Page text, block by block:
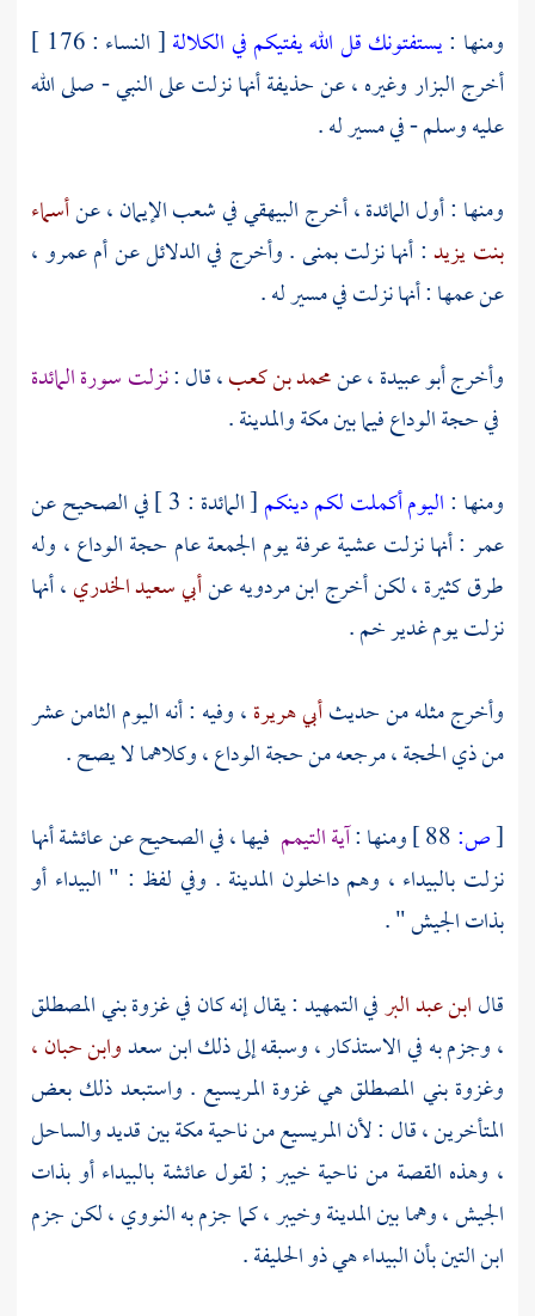
ومنها :يستفتونك قل الله يفتيكم في الكلالة
[ النساء : 176 ]
أخرجالبزاروغيره ، عنحذيفةأنها نزلت على النبي - صلى الله
عليه وسلم - في مسير له .
ومنها : أول المائدة ، أخرجالبيهقيفي شعب الإيمان ، عنأسماء
بنت يزيد: أنها نزلتبمنى. وأخرج في الدلائل عن أمعمرو،
عن عمها : أنها نزلت في مسير له .
وأخرجأبو عبيدة ،عنمحمد بن كعب، قال :نزلت سورة المائدة
في حجة الوداع فيما بينمكةوالمدينة.
ومنها :اليوم أكملت لكم دينكم[ المائدة : 3 ] في الصحيح عن
عمر : أنها نزلت عشيةعرفةيوم الجمعة عام حجة الوداع ، وله
طرق كثيرة ، لكن أخرجابن مردويهعنأبي سعيد الخدري، أنها
نزلت يوم غدير خم .
وأخرج مثله من حديثأبي هريرة، وفيه : أنه اليوم الثامن عشر
من ذي الحجة ، مرجعه من حجة الوداع ، وكلاهما لا يصح .
[ص: ومنها :آية التيمم فيها ، في الصحيح عنعائشةأنها
نزلت بالبيداء ، وهم داخلون المدينة . وفي لفظ : " البيداء أو
بذات الجيش " .
قالابن عبد البرفي التمهيد : يقال إنه كان في غزوةبني المصطلق
،وجزم به في الاستذكار ، وسبقه إلى ذلكابن سعدوابن حبان ،
وغزوةبني المصطلقهي غزوة المريسيع . واستبعد ذلك بعض
المتأخرين ، قال : لأنالمريسيعمن ناحيةمكةبينقديدوالساحل
، وهذه القصة من ناحية خيبر ; لقول عائشة بالبيداء أو بذات
الجيش ، وهما بينالمدينةوخيبر، كما جزم بهالنووي ،لكن جزم
ابن التينبأن البيداء هيذو الحليفة.